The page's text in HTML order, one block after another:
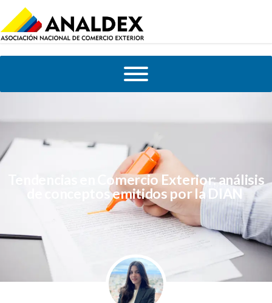
Tendencias en Comercio Exterior: análisis
de conceptos emitidos por la DIAN